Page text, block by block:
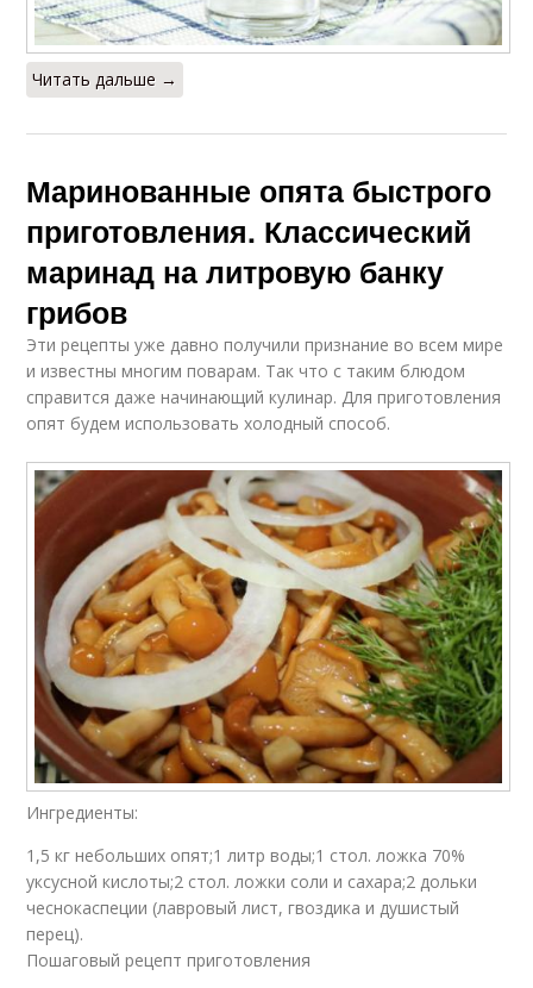
Читать дальше →
Маринованные опята быстрого
приготовления. Классический
маринад на литровую банку
грибов
Эти рецепты уже давно получили признание во всем мире
и известны многим поварам. Так что с таким блюдом
справится даже начинающий кулинар. Для приготовления
опят будем использовать холодный способ.
Ингредиенты:
1,5 кг небольших опят;1 литр воды;1 стол. ложка 70%
уксусной кислоты;2 стол. ложки соли и сахара;2 дольки
чеснокаспеции (лавровый лист, гвоздика и душистый
перец).
Пошаговый рецепт приготовления